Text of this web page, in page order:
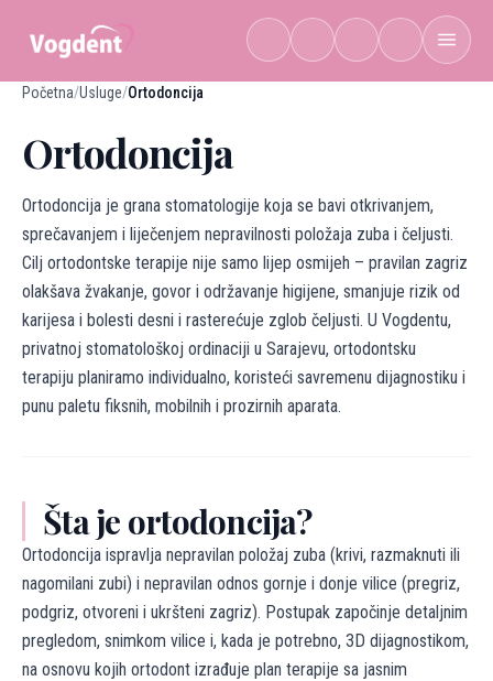
Početna/Usluge/Ortodoncija
Ortodoncija
Ortodoncija je grana stomatologije koja se bavi otkrivanjem,
sprečavanjem i liječenjem nepravilnosti položaja zuba i čeljusti.
Cilj ortodontske terapije nije samo lijep osmijeh – pravilan zagriz
olakšava žvakanje, govor i održavanje higijene, smanjuje rizik od
karijesa i bolesti desni i rasterećuje zglob čeljusti. U Vogdentu,
privatnoj stomatološkoj ordinaciji u Sarajevu, ortodontsku
terapiju planiramo individualno, koristeći savremenu dijagnostiku i
punu paletu fiksnih, mobilnih i prozirnih aparata.
Šta je ortodoncija?
Ortodoncija ispravlja nepravilan položaj zuba (krivi, razmaknuti ili
nagomilani zubi) i nepravilan odnos gornje i donje vilice (pregriz,
podgriz, otvoreni i ukršteni zagriz). Postupak započinje detaljnim
pregledom, snimkom vilice i, kada je potrebno, 3D dijagnostikom,
na osnovu kojih ortodont izrađuje plan terapije sa jasnim